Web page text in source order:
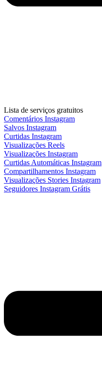
Lista de serviços gratuitos
Comentários Instagram
Salvos Instagram
Curtidas Instagram
Visualizações Reels
Visualizações Instagram
Curtidas Automáticas Instagram
Compartilhamentos Instagram
Visualizações Stories Instagram
Seguidores Instagram Grátis